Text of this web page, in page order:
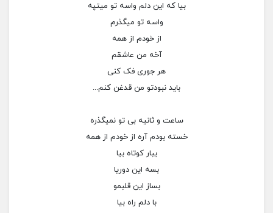
بیا که این دلم واسه تو میتپه
واسه تو میگذرم
از خودم از همه
آخه من عاشقم
هر جوری فک کنی
باید نبودتو من قدغن کنم...
ساعت و ثانیه بی تو نمیگذره
خسته بودم آره از خودم از همه
یبار کوتاه بیا
بسه این دوریا
بساز این قلبمو
با دلم راه بیا